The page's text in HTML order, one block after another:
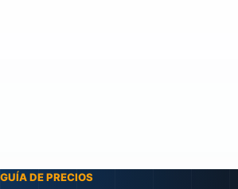
GUÍA DE PRECIOS